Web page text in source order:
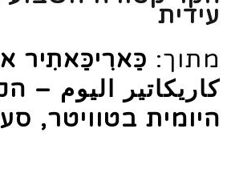
כַּארִיכַּאתִיר
اليوم –
בטוויטר,